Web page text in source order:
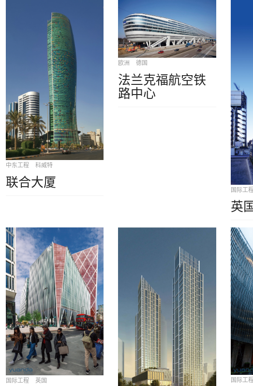
中东工程 科威特
联合大厦
欧洲 德国
法兰克福航空铁
路中心
国际工程
英
国际工程 英国 国际工程